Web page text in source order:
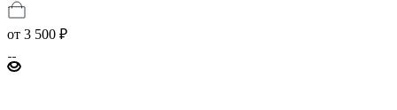
от 3 500 ₽